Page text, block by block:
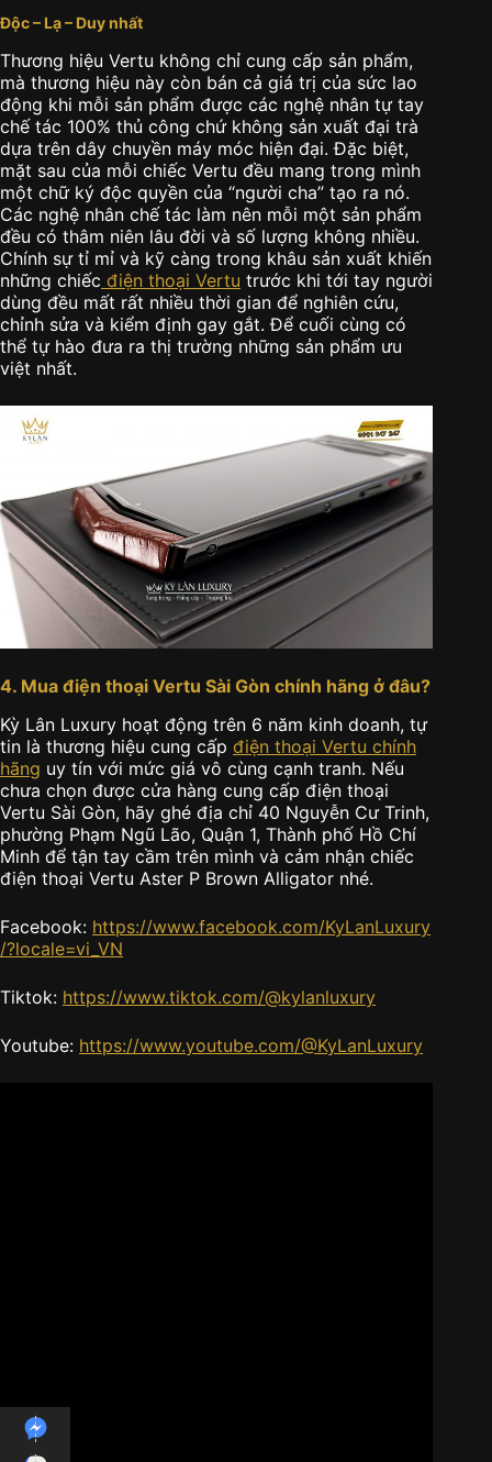
Độc – Lạ – Duy nhất
Thương hiệu Vertu không chỉ cung cấp sản phẩm,
mà thương hiệu này còn bán cả giá trị của sức lao
động khi mỗi sản phẩm được các nghệ nhân tự tay
chế tác 100% thủ công chứ không sản xuất đại trà
dựa trên dây chuyền máy móc hiện đại. Đặc biệt,
mặt sau của mỗi chiếc Vertu đều mang trong mình
một chữ ký độc quyền của “người cha” tạo ra nó.
Các nghệ nhân chế tác làm nên mỗi một sản phẩm
đều có thâm niên lâu đời và số lượng không nhiều.
Chính sự tỉ mỉ và kỹ càng trong khâu sản xuất khiến
những chiếc điện thoại Vertu trước khi tới tay người
dùng đều mất rất nhiều thời gian để nghiên cứu,
chỉnh sửa và kiểm định gay gắt. Để cuối cùng có
thể tự hào đưa ra thị trường những sản phẩm ưu
việt nhất.
4. Mua điện thoại Vertu Sài Gòn chính hãng ở đâu?
Kỳ Lân Luxury hoạt động trên 6 năm kinh doanh, tự
tin là thương hiệu cung cấp điện thoại Vertu chính
hãng uy tín với mức giá vô cùng cạnh tranh. Nếu
chưa chọn được cửa hàng cung cấp điện thoại
Vertu Sài Gòn, hãy ghé địa chỉ 40 Nguyễn Cư Trinh,
phường Phạm Ngũ Lão, Quận 1, Thành phố Hồ Chí
Minh để tận tay cầm trên mình và cảm nhận chiếc
điện thoại Vertu Aster P Brown Alligator nhé.
Facebook: https://www.facebook.com/KyLanLuxury
/?locale=vi_VN
Tiktok: https://www.tiktok.com/@kylanluxury
Youtube: https://www.youtube.com/@KyLanLuxury